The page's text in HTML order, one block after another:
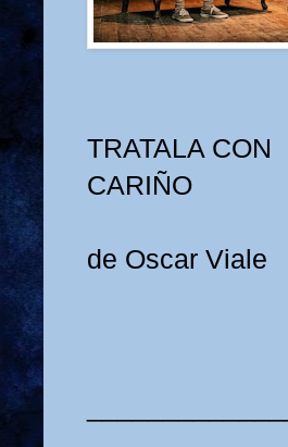
TRATALA CON
CARIÑO
de Oscar Viale